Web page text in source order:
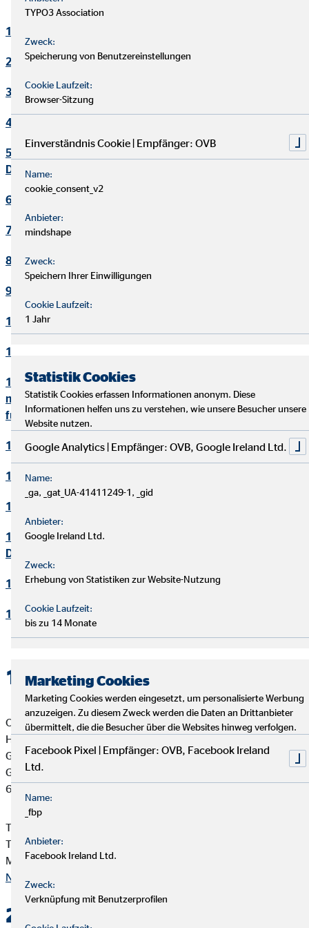
1. Verantwortlicher
2. Kontakt Datenschutzbeauftragter
3. Maßgebliche Rechtsgrundlagen
4. Sicherheitsmaßnahmen
5. Übermittlung und Offenbarung von personenbezogenen
Daten
6. Datenverarbeitung in Drittländern
7. Einsatz von Cookies
8. Kontaktaufnahme
9. Bereitstellung des Onlineangebotes und Webhosting
10. Bewerbungsverfahren
11. Online-Marketing
12. Informationen zum Datenschutz und rechtlich
notwendige Informationen beim Einsatz des Service "Zoom"
für Videokonferenzen
13. Löschung von Daten
14. Präsenzen in sozialen Netzwerken
15. Plugins und eingebettete Funktionen sowie Inhalte
16. Änderung und Aktualisierung der
Datenschutzerklärung
17. Rechte der betroffenen Personen
18. Begriffsdefinitionen
1. Verantwortlicher
OVB Vermögensberatung AG
Horst Schäfer
Generalagent für die OVB
Garbelsberger Weg 9
64347 Griesheim
Telefon: +49 6155 61948
Telefax: +49 6155 61434
Mail:horst.schaefer@ovb.de
Nach oben
2. Kontakt
TYPO3 Association
Zweck:
Speicherung von Benutzereinstellungen
Cookie Laufzeit:
Browser-Sitzung
Einverständnis Cookie | Empfänger: OVB
Name:
cookie_consent_v2
Anbieter:
mindshape
Zweck:
Speichern Ihrer Einwilligungen
Cookie Laufzeit:
1 Jahr
Statistik Cookies
Statistik Cookies erfassen Informationen anonym. Diese
Informationen helfen uns zu verstehen, wie unsere Besucher unsere
Website nutzen.
Google Analytics | Empfänger: OVB, Google Ireland Ltd.
Name:
_ga, _gat_UA-41411249-1, _gid
Anbieter:
Google Ireland Ltd.
Zweck:
Erhebung von Statistiken zur Website-Nutzung
Cookie Laufzeit:
bis zu 14 Monate
Marketing Cookies
Marketing Cookies werden eingesetzt, um personalisierte Werbung
anzuzeigen. Zu diesem Zweck werden die Daten an Drittanbieter
übermittelt, die die Besucher über die Websites hinweg verfolgen.
Facebook Pixel | Empfänger: OVB, Facebook Ireland
Ltd.
Name:
_fbp
Anbieter:
Facebook Ireland Ltd.
Zweck:
Verknüpfung mit Benutzerprofilen